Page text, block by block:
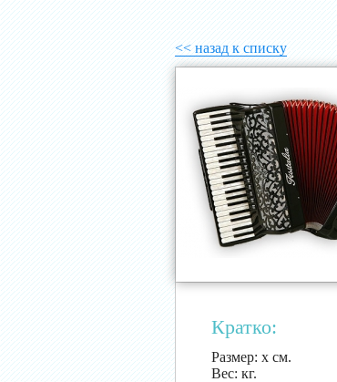
<< назад к списку
Кратко:
Размер: х см.
Вес: кг.